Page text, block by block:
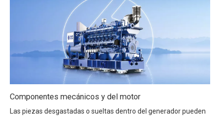
Componentes mecánicos y del motor
Las piezas desgastadas o sueltas dentro del generador pueden